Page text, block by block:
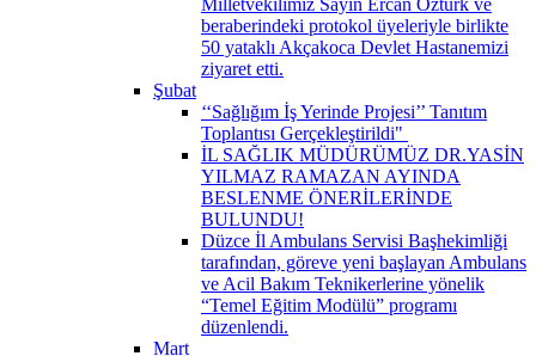
beraberindeki protokol üyeleriyle birlikte
50 yataklı Akçakoca Devlet Hastanemizi
ziyaret etti.
Şubat
‘‘Sağlığım İş Yerinde Projesi’’ Tanıtım
Toplantısı Gerçekleştirildi" ​
İL SAĞLIK MÜDÜRÜMÜZ DR.YASİN
YILMAZ RAMAZAN AYINDA
BESLENME ÖNERİLERİNDE
BULUNDU!
Düzce İl Ambulans Servisi Başhekimliği
tarafından, göreve yeni başlayan Ambulans
ve Acil Bakım Teknikerlerine yönelik
“Temel Eğitim Modülü” programı
düzenlendi.
Mart